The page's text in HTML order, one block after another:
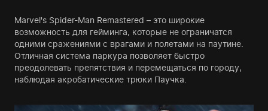
Marvel's Spider-Man Remastered – это широкие
возможность для гейминга, которые не ограничатся
одними сражениями с врагами и полетами на паутине.
Отличная система паркура позволяет быстро
преодолевать препятствия и перемещаться по городу,
наблюдая акробатические трюки Паучка.